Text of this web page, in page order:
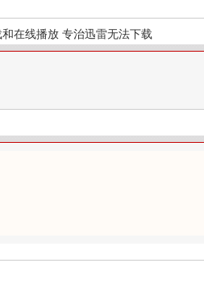
在线播放 专治迅雷无法下载